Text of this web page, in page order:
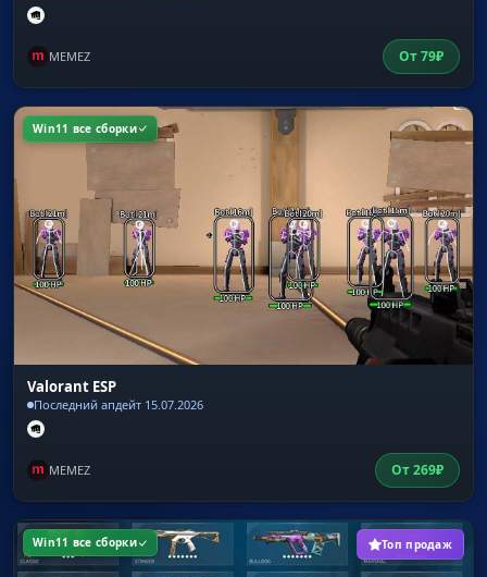
MEMEZ От79₽
Win11 все сборки
Valorant ESP
Последний апдейт 15.07.2026
MEMEZ От269₽
Win11 все сборки Топ продаж